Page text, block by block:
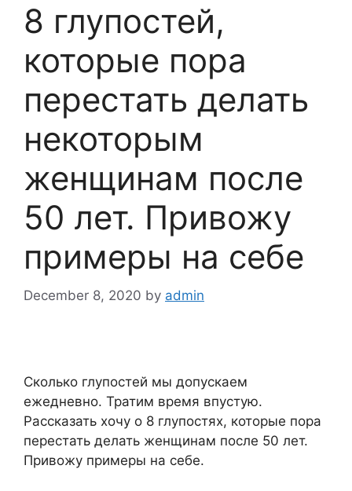
8 глупостей,
которые пора
перестать делать
некоторым
женщинам после
50 лет. Привожу
примеры на себе
December 8, 2020 by admin
Сколько глупостей мы допускаем
ежедневно. Тратим время впустую.
Рассказать хочу о 8 глупостях, которые пора
перестать делать женщинам после 50 лет.
Привожу примеры на себе.